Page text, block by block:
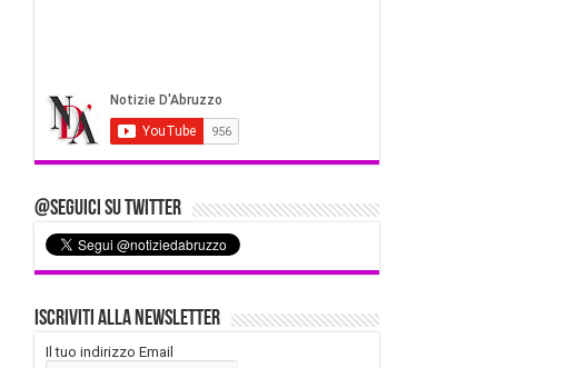
@Seguici su Twitter
Iscriviti alla Newsletter
Il tuo indirizzo Email